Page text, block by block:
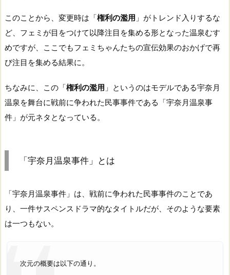
このことから、変更時は「権利の濫用 」がトレンド入りするな
ど、フェミが目をつけて以降注目を集める形となった温泉むす
めですが、ここでもフェミちゃんたちの宣伝効果のおかげで再
び注目を集める結果に。
ちなみに、この「権利の濫用 」というのはモデルである宇奈月
温泉を舞台に戦前に争われた民事事件である「宇奈月温泉事
件」が元ネタとなっている。
「宇奈月温泉事件」とは
「宇奈月温泉事件」は、戦前に争われた民事事件のことであ
り、一件サスペンスドラマ的なタイトルだが、そのような要素
は一つもない。
次元の概要は以下の通り。